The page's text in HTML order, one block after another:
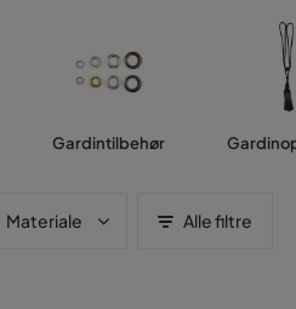
Gardintilbehør
Materiale Alle filtre